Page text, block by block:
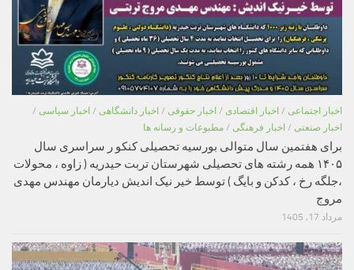
اخبار اجتماعی / اخبار اقتصادی / اخبار حقوقی / اخبار دانشگاهی / اخبار سیاسی /
اخبار صنعتی / اخبار فرهنگی / مطبوعات و رسانه ها
برای هفتمین سال متوالی بورسیه تحصیلی کنکو ر سراسری سال
۱۴۰۵ همه رشته های تحصیلی شهرستان تربت حیدریه ( زاوه ، محولات
،جلگه رخ ، کدکن و بایگ ) توسط خیر نیک اندیش دیارمان مهندس مهدی
مروج
مرداد 17, 1405